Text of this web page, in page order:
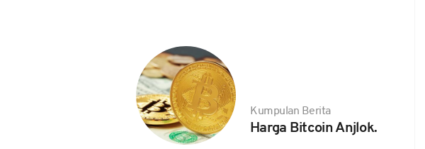
Kumpulan Berita
Harga Bitcoin Anjlok.